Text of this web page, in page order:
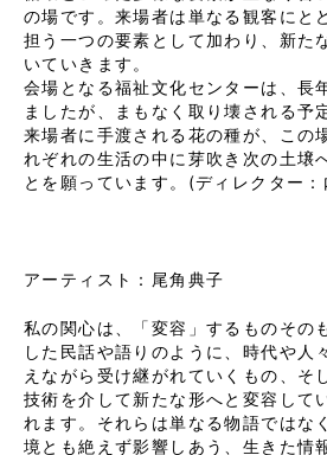
の場です。来場者は単なる観客にと
担う一つの要素として加わり、新た
いていきます。
会場となる福祉文化センターは、長
ましたが、まもなく取り壊される予
来場者に手渡される花の種が、この
れぞれの生活の中に芽吹き次の土壌
とを願っています。(ディレクター：
アーティスト：尾角典子
私の関心は、「変容」するものその
した民話や語りのように、時代や人
えながら受け継がれていくもの、そ
技術を介して新たな形へと変容して
れます。それらは単なる物語ではな
境とも絶えず影響しあう、生きた情